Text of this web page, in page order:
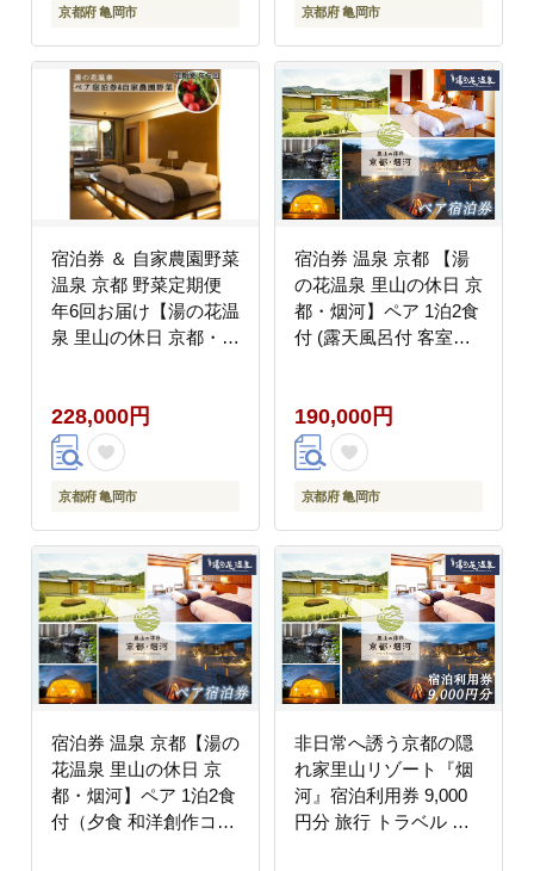
京都府 亀岡市 京都府 亀岡市
宿泊券 ＆ 自家農園野菜
温泉 京都 野菜定期便
年6回お届け【湯の花温
泉 里山の休日 京都・烟
室）≪京都 旅行 温泉
旅館 ホテル 観光 トラ
ベル チケット クーポン
旅行券 オールインクル
無料≫
228,000円
京都府 亀岡市
宿泊券 温泉 京都 【湯
の花温泉 里山の休日 京
都・烟河】ペア 1泊2食
付 (露天風呂付 客室・
京都 旅行 温泉 旅館 ホ
テル 観光 トラベル チ
ケット クーポン 旅行券
オールインクルーシブ
190,000円
京都府 亀岡市
宿泊券 温泉 京都【湯の
花温泉 里山の休日 京
都・烟河】ペア 1泊2食
付（夕食 和洋創作コー
非日常へ誘う京都の隠
れ家里山リゾート『烟
河』宿泊利用券 9,000
円分 旅行 トラベル 旅